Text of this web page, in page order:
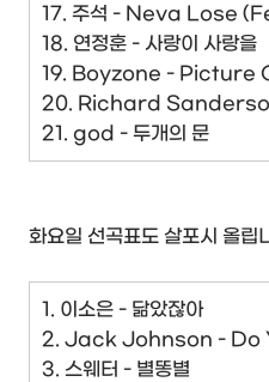
17. 주석 - Neva Lose
18. 연정훈 - 사랑이 사랑을
19. Boyzone - Picture
20. Richard
21. god - 두개의 문
화요일 선곡표도 살포시 올
1. 이소은 - 닮았잖아
2. Jack Johnson - Do
3. 스웨터 - 별똥별